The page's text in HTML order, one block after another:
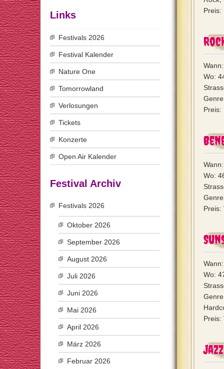
Preis:
Wo:
Preis:
Wo:
Preis:
Wo:
Preis:
Links
Festivals 2026
Festival Kalender
Nature One
Tomorrowland
Verlosungen
Tickets
Konzerte
Open Air Kalender
Festival Archiv
Festivals 2026
Oktober 2026
September 2026
August 2026
Juli 2026
Juni 2026
Mai 2026
April 2026
März 2026
Februar 2026